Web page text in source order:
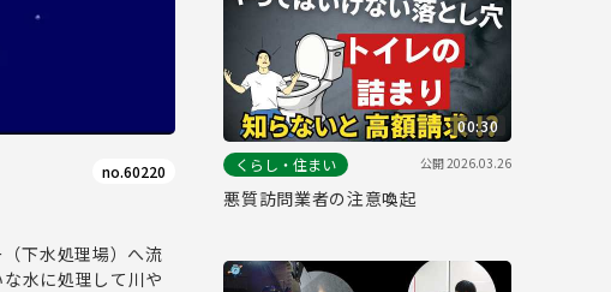
no.60220
下水処理場）へ流
水に処理して川や
00:30
くらし・住まい
公開2026.03.26
悪質訪問業者の注意喚起